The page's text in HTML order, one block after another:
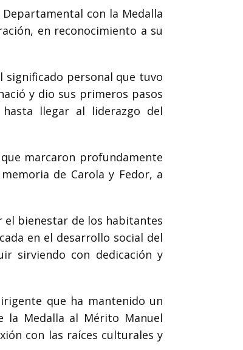
con la Medalla
en reconocimiento a su
significado personal que tuvo
y dio sus primeros pasos
llegar al liderazgo del
marcaron profundamente
de Carola y Fedor, a
bienestar de los habitantes
en el desarrollo social del
sirviendo con dedicación y
que ha mantenido un
la Medalla al Mérito Manuel
con las raíces culturales y